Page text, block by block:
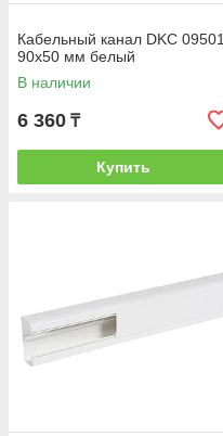
Кабельный канал DKC 09501
90х50 мм белый
В наличии
6 360 ₸
Купить